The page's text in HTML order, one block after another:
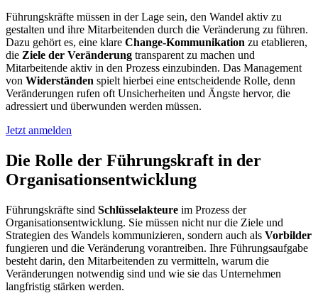
Führungskräfte müssen in der Lage sein, den Wandel aktiv zu
gestalten und ihre Mitarbeitenden durch die Veränderung zu führen.
Dazu gehört es, eine klare Change-Kommunikation zu etablieren,
die Ziele der Veränderung transparent zu machen und
Mitarbeitende aktiv in den Prozess einzubinden. Das Management
von Widerständen spielt hierbei eine entscheidende Rolle, denn
Veränderungen rufen oft Unsicherheiten und Ängste hervor, die
adressiert und überwunden werden müssen.
Jetzt anmelden
Die Rolle der Führungs­kraft in der
Organisations­entwicklung
Führungskräfte sind Schlüsselakteure im Prozess der
Organisationsentwicklung. Sie müssen nicht nur die Ziele und
Strategien des Wandels kommunizieren, sondern auch als Vorbilder
fungieren und die Veränderung vorantreiben. Ihre Führungsaufgabe
besteht darin, den Mitarbeitenden zu vermitteln, warum die
Veränderungen notwendig sind und wie sie das Unternehmen
langfristig stärken werden.